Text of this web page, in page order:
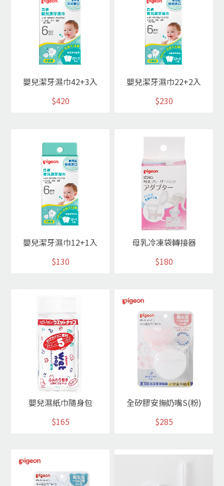
嬰兒潔牙濕巾42+3入
$420
嬰兒潔牙濕巾22+2入
$230
嬰兒潔牙濕巾12+1入
$130
母乳冷凍袋轉接器
$180
嬰兒濕紙巾隨身包
$165
全矽膠安撫奶嘴S(粉)
$285